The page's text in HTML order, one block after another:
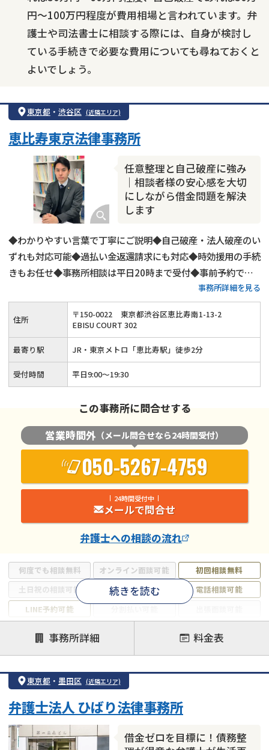
円〜100万円程度が費用相場と言われています。弁
護士や司法書士に相談する際には、自身が検討し
ている手続きで必要な費用についても尋ねておくと
よいでしょう。
東京都 ・ 渋谷区 (近隣エリア)
任意整理と自己破産に強み
｜相談者様の安心感を大切
にしながら借金問題を解決
します
恵比寿東京法律事務所
◆わかりやすい言葉で丁寧にご説明◆自己破産・法人破産のい
ずれも対応可能◆過払い金返還請求にも対応◆時効援用の手続
きもお任せ◆事務所相談は平日20時まで受付◆事前予約で夜
間のご相談も可◆初回相談無料◆着手金無料◆弁護士費用の分
割払い・後払い可◆JR・東京メトロ「恵比寿駅」から徒歩2分
事務所詳細を見る
何度でも相談無料 オンライン面談可能
初回相談無料
土日祝の相談可能
19時以降電話可能
電話相談可能
LINE予約可能
借金返済相談・交渉
自己破産
任意整理
個人再生
時効援用
会社破産・法人破産
住宅ローン
消費者金融・サラ金
カードローン
続きを読む
住所 〒150-0022
東京都渋谷区恵比寿南1-13-2
EBISU COURT 302
最寄り駅 JR・東京メトロ「恵比寿駅」徒歩2分
受付時間 平日9:00～19:30
この事務所に問合せする
営業時間外 （メール問合せなら24時間受付）
050-5267-4759
24時間受付中
メールで問合せ
弁護士への相談の流れ
事務所詳細 料金表
東京都 ・ 墨田区 (近隣エリア)
借金ゼロを目標に！債務整
弁護士法人 ひばり法律事務所